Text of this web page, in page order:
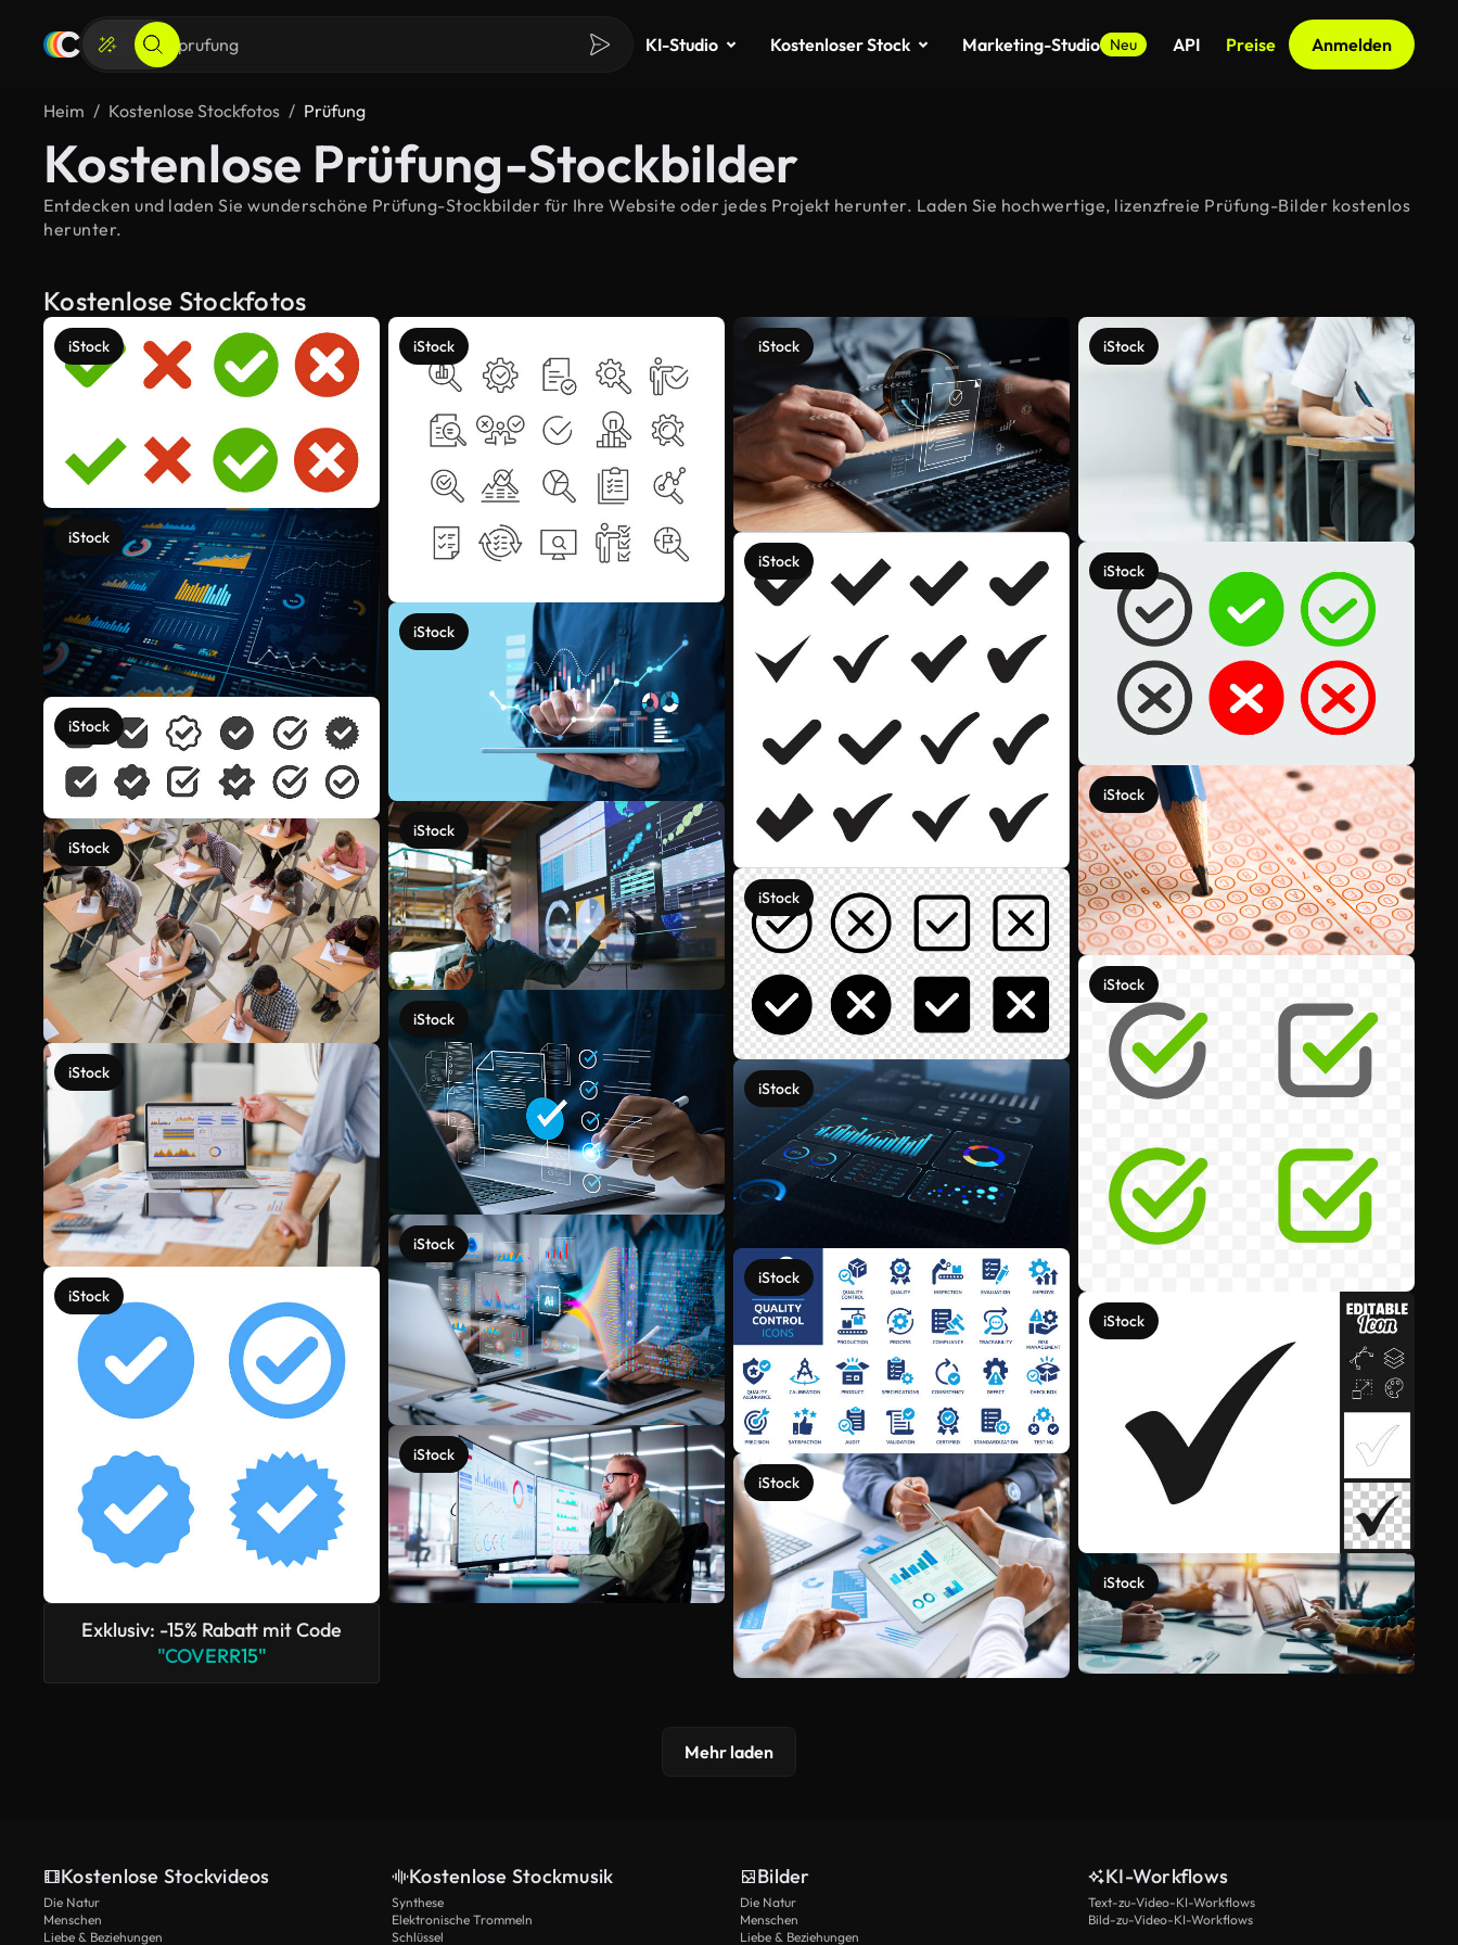
KI-Studio Kostenloser Stock Marketing-Studio Neu API Preise Anmelden
Heim Kostenlose Stockfotos Prüfung
Kostenlose Prüfung-Stockbilder
Entdecken und laden Sie wunderschöne Prüfung-Stockbilder für Ihre Website oder jedes Projekt herunter. Laden Sie hochwertige, lizenzfreie Prüfung-Bilder kostenlos
herunter.
Kostenlose Stockfotos
iStock
iStock
iStock
iStock
iStock
iStock
Exklusiv: -15% Rabatt mit Code
"COVERR15"
iStock
iStock
iStock
iStock
iStock
iStock
iStock
iStock
iStock
iStock
iStock
iStock
iStock
iStock
iStock
iStock
iStock
iStock
Mehr laden
Kostenlose Stockvideos
Die Natur
Menschen
Liebe & Beziehungen
Kostenlose Stockmusik
Synthese
Elektronische Trommeln
Schlüssel
Bilder
Die Natur
Menschen
Liebe & Beziehungen
KI-Workflows
Text-zu-Video-KI-Workflows
Bild-zu-Video-KI-Workflows